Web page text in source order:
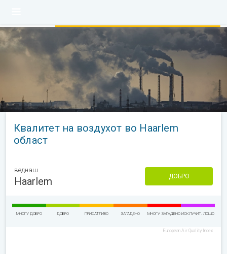
Квалитет на воздухот во Haarlem
област
веднаш
Haarlem ДОБРО
МНОГУ ДОБРО ДОБРО ПРИФАТЛИВО ЗАГАДЕНО МНОГУ ЗАГАДЕНО ИСКЛУЧИТ. ЛОШО
European Air Quality Index